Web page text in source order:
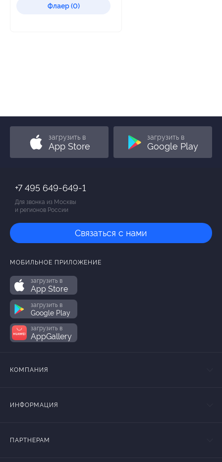
Флаер (0)
загрузить в
App Store
загрузить в
Google Play
+7 495 649-649-1
Для звонка из Москвы
и регионов России
Связаться с нами
МОБИЛЬНОЕ ПРИЛОЖЕНИЕ
загрузить в
App Store
загрузить в
Google Play
загрузить в
AppGallery
КОМПАНИЯ
ИНФОРМАЦИЯ
ПАРТНЕРАМ